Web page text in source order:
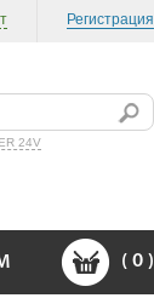
Регистрация
24V
( 0 )